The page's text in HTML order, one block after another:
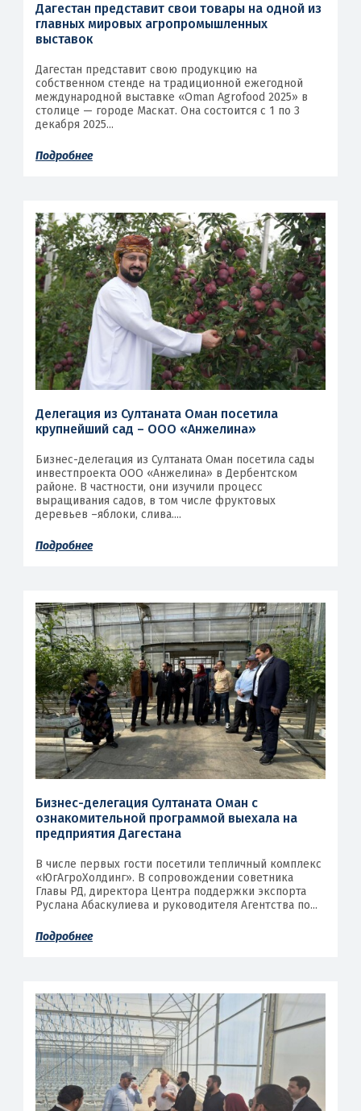
Дагестан представит свои товары на одной из
главных мировых агропромышленных
выставок
Дагестан представит свою продукцию на
собственном стенде на традиционной ежегодной
международной выставке «Oman Agrofood 2025» в
столице — городе Маскат. Она состоится с 1 по 3
декабря 2025...
Подробнее
Делегация из Султаната Оман посетила
крупнейший сад – ООО «Анжелина»
Бизнес-делегация из Султаната Оман посетила сады
инвестпроекта ООО «Анжелина» в Дербентском
районе. В частности, они изучили процесс
выращивания садов, в том числе фруктовых
деревьев –яблоки, слива....
Подробнее
Бизнес-делегация Султаната Оман с
ознакомительной программой выехала на
предприятия Дагестана
В числе первых гости посетили тепличный комплекс
«ЮгАгроХолдинг». В сопровождении советника
Главы РД, директора Центра поддержки экспорта
Руслана Абаскулиева и руководителя Агентства по...
Подробнее